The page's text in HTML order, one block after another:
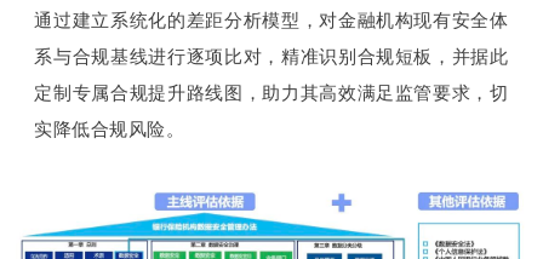
通过建立系统化的差距分析模型，对金融机构现有安全体
系与合规基线进行逐项比对，精准识别合规短板，并据此
定制专属合规提升路线图，助力其高效满足监管要求，切
实降低合规风险。